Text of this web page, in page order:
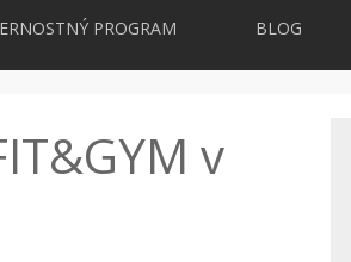
PROGRAM BLOG
v